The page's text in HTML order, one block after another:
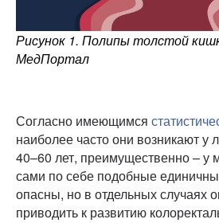
Рисунок 1. Полипы толстой
МедПортал
Согласно имеющимся
наиболее часто они возникают у
40–60 лет, преимущественно – у
сами по себе подобные
опасны, но в отдельных случаях
приводить к развитию